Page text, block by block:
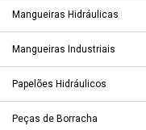
Mangueiras Hidráulicas
Mangueiras Industriais
Papelões Hidráulicos
Peças de Borracha